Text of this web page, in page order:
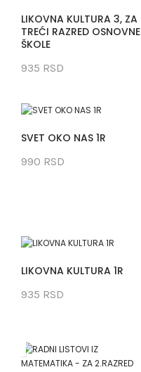
LIKOVNA KULTURA 3, ZA
TREĆI RAZRED OSNOVNE
ŠKOLE
935 RSD
SVET OKO NAS 1R
990 RSD
LIKOVNA KULTURA 1R
935 RSD